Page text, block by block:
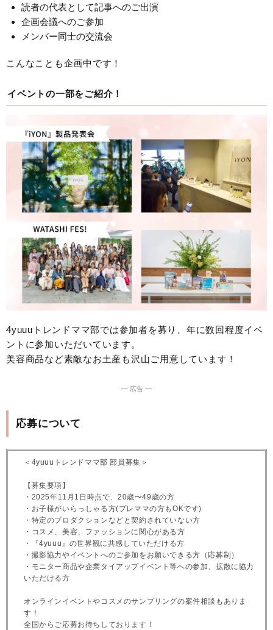
読者の代表として記事へのご出演
企画会議へのご参加
メンバー同士の交流会
こんなことも企画中です！
イベントの一部をご紹介！
4yuuuトレンドママ部では参加者を募り、年に数回程度イベ
ントに参加いただいています。
美容商品など素敵なお土産も沢山ご用意しています！
― 広告 ―
応募について
＜4yuuuトレンドママ部 部員募集＞
【募集要項】
・2025年11月1日時点で、20歳〜49歳の方
・お子様がいらっしゃる方(プレママの方もOKです)
・特定のプロダクションなどと契約されていない方
・コスメ、美容、ファッションに関心がある方
・『4yuuu』の世界観に共感していただける方
・撮影協力やイベントへのご参加をお願いできる方（応募制）
・モニター商品や企業タイアップイベント等への参加、拡散に協力
いただける方
オンラインイベントやコスメのサンプリングの案件相談もありま
す！
全国からご応募お待ちしております！